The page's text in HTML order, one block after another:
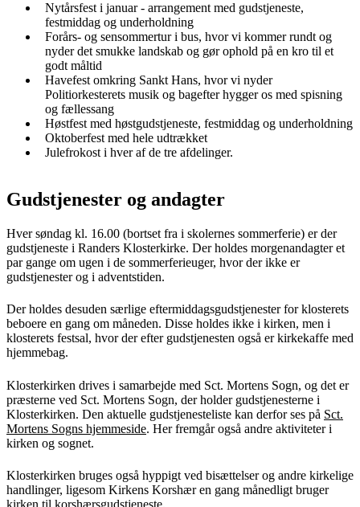
Nytårsfest i januar - arrangement med gudstjeneste,
festmiddag og underholdning
Forårs- og sensommertur i bus, hvor vi kommer rundt og
nyder det smukke landskab og gør ophold på en kro til et
godt måltid
Havefest omkring Sankt Hans, hvor vi nyder
Politiorkesterets musik og bagefter hygger os med spisning
og fællessang
Høstfest med høstgudstjeneste, festmiddag og underholdning
Oktoberfest med hele udtrækket
Julefrokost i hver af de tre afdelinger.
Gudstjenester og andagter
Hver søndag kl. 16.00 (bortset fra i skolernes sommerferie) er der
gudstjeneste i Randers Klosterkirke. Der holdes morgenandagter et
par gange om ugen i de sommerferieuger, hvor der ikke er
gudstjenester og i adventstiden.
Der holdes desuden særlige eftermiddagsgudstjenester for klosterets
beboere en gang om måneden. Disse holdes ikke i kirken, men i
klosterets festsal, hvor der efter gudstjenesten også er kirkekaffe med
hjemmebag.
Klosterkirken drives i samarbejde med Sct. Mortens Sogn, og det er
præsterne ved Sct. Mortens Sogn, der holder gudstjenesterne i
Klosterkirken. Den aktuelle gudstjenesteliste kan derfor ses på Sct.
Mortens Sogns hjemmeside. Her fremgår også andre aktiviteter i
kirken og sognet.
Klosterkirken bruges også hyppigt ved bisættelser og andre kirkelige
handlinger, ligesom Kirkens Korshær en gang månedligt bruger
kirken til korshærsgudstjeneste.